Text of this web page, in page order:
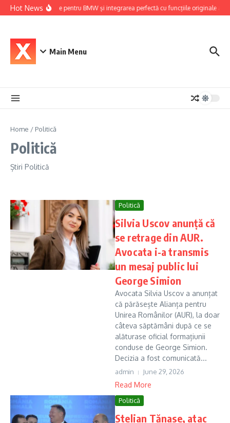
Skip to content
Hot NewsNavigație pentru BMW și integrarea perfectă cu funcțiile originale ale
Main Menu
Home / Politică
Politică
Știri Politică
Politică
Silvia Uscov anunță că
se retrage din AUR.
Avocata i-a transmis
un mesaj public lui
George Simion
Avocata Silvia Uscov a anunțat
că părăsește Alianța pentru
Unirea Românilor (AUR), la doar
câteva săptămâni după ce se
alăturase oficial formațiunii
conduse de George Simion.
Decizia a fost comunicată...
admin June 29, 2026
Read More
Politică
Stelian Tănase, atac